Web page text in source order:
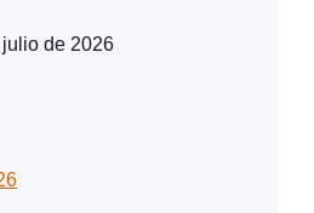
de 2026